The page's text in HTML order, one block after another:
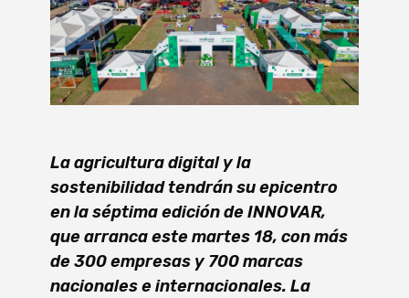
La agricultura digital y la
sostenibilidad tendrán su epicentro
en la séptima edición de INNOVAR,
que arranca este martes 18, con más
de 300 empresas y 700 marcas
nacionales e internacionales. La